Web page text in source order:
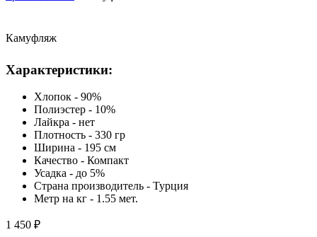
Камуфляж
Характеристики:
Хлопок - 90%
Полиэстер - 10%
Лайкра - нет
Плотность - 330 гр
Ширина - 195 см
Качество - Компакт
Усадка - до 5%
Страна производитель - Турция
Метр на кг - 1.55 мет.
1 450 ₽